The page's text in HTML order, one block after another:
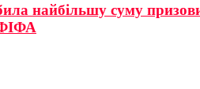
найбільшу суму